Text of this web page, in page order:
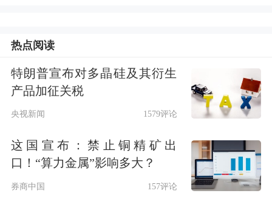
据理财登公开披露数据，理财代销行业
呈现持续扩容态势。2021年底，剔除母
行代销后仅97家银行机构参与；至2022
年12月，代销机构达328家，较年初增
加212家，渠道拓展明显提速。此后逐
年增长：2023年末增至491家（净增163
热点阅读
特朗普宣布对多晶硅及其衍生
产品加征关税
央视新闻 1579评论
这国宣布：禁止铜精矿出
口！“算力金属”影响多大？
券商中国 157评论